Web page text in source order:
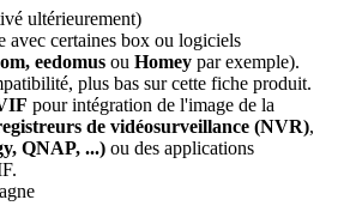
ultérieurement)
avec certaines box ou logiciels
eedomus ou Homey par exemple).
plus bas sur cette fiche produit.
pour intégration de l'image de la
de vidéosurveillance (NVR),
QNAP, ...) ou des applications